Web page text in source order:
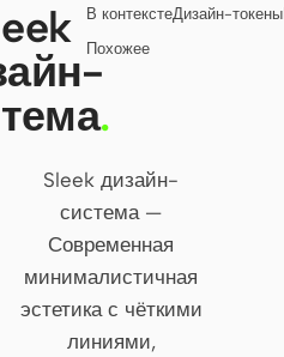
Open Design
HTML Anything
HTML Video
Codex Slides
Open Design Plugin
АГЕНТЫ
Codex
Cursor Agent
В контекстеДизайн-токены
Похожее
.
Sleek дизайн-
система —
Современная
минималистичная
эстетика с чёткими
линиями,